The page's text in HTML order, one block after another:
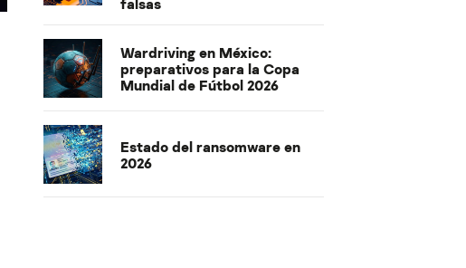
falsas
Wardriving en México:
preparativos para la Copa
Mundial de Fútbol 2026
Estado del ransomware en
2026